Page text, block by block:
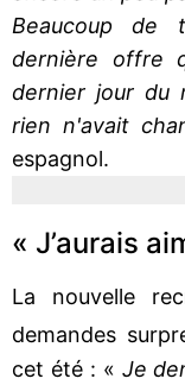
Beaucoup de
dernière offre
dernier jour du
rien n'avait
espagnol.
« J’aurais
La nouvelle
demandes
cet été : « Je